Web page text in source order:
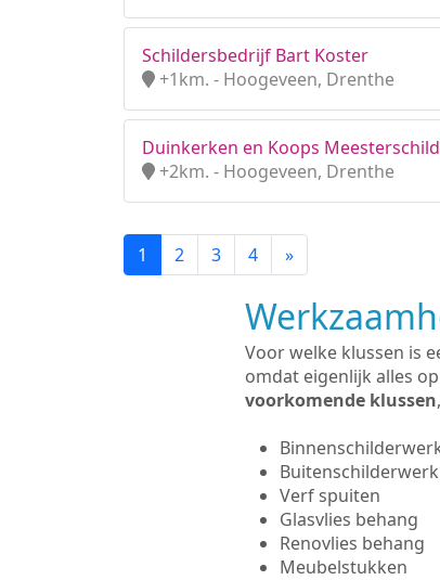
Schildersbedrijf Bart Koster
+1km. - Hoogeveen, Drenthe
Duinkerken en Koops
+2km. - Hoogeveen, Drenthe
1 2 3 4 »
Voor welke klussen is
omdat eigenlijk alles
voorkomende klussen
Buitenschilderwerk
Verf spuiten
Glasvlies behang
Renovlies behang
Meubelstukken